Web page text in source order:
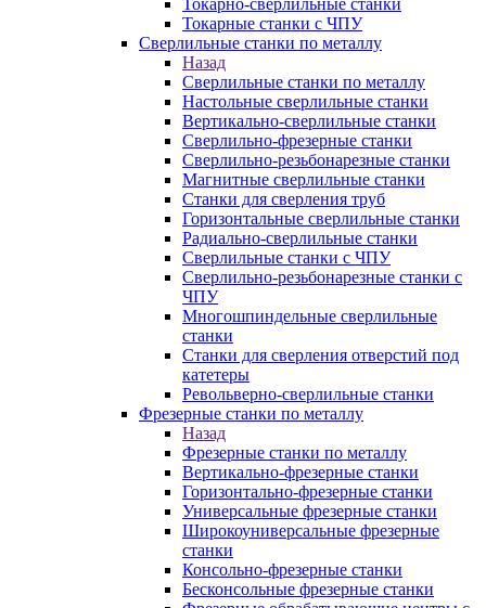
Токарно-сверлильные станки
Токарные станки с ЧПУ
Сверлильные станки по металлу
Назад
Сверлильные станки по металлу
Настольные сверлильные станки
Вертикально-сверлильные станки
Сверлильно-фрезерные станки
Сверлильно-резьбонарезные станки
Магнитные сверлильные станки
Станки для сверления труб
Горизонтальные сверлильные станки
Радиально-сверлильные станки
Сверлильные станки с ЧПУ
Сверлильно-резьбонарезные станки с
ЧПУ
Многошпиндельные сверлильные
станки
Станки для сверления отверстий под
катетеры
Револьверно-сверлильные станки
Фрезерные станки по металлу
Назад
Фрезерные станки по металлу
Вертикально-фрезерные станки
Горизонтально-фрезерные станки
Универсальные фрезерные станки
Широкоуниверсальные фрезерные
станки
Консольно-фрезерные станки
Бесконсольные фрезерные станки